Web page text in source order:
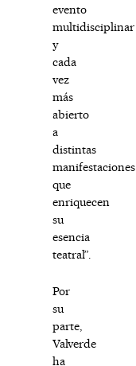
evento
multidisciplinar
y
cada
vez
más
abierto
a
distintas
manifestaciones
que
enriquecen
su
esencia
teatral”.
Por
su
parte,
Valverde
ha